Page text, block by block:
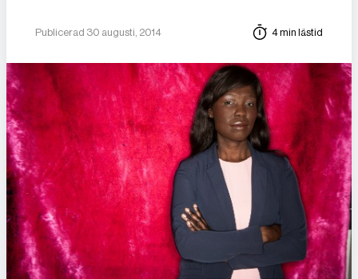
Publicerad 30 augusti, 2014 4 min lästid